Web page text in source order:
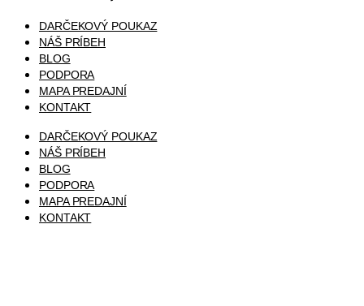
DARČEKOVÝ POUKAZ
NÁŠ PRÍBEH
BLOG
PODPORA
MAPA PREDAJNÍ
KONTAKT
DARČEKOVÝ POUKAZ
NÁŠ PRÍBEH
BLOG
PODPORA
MAPA PREDAJNÍ
KONTAKT